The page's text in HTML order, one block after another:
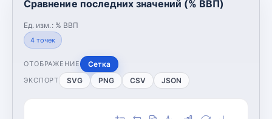
Сравнение последних значений (% ВВП)
Ед. изм.: % ВВП
4 точек
ОТОБРАЖЕНИЕ Сетка
ЭКСПОРТ SVG PNG CSV JSON